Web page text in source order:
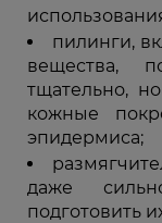
пилинги,
вещества,
тщательно,
кожные
эпидермиса;
даже
подготовить